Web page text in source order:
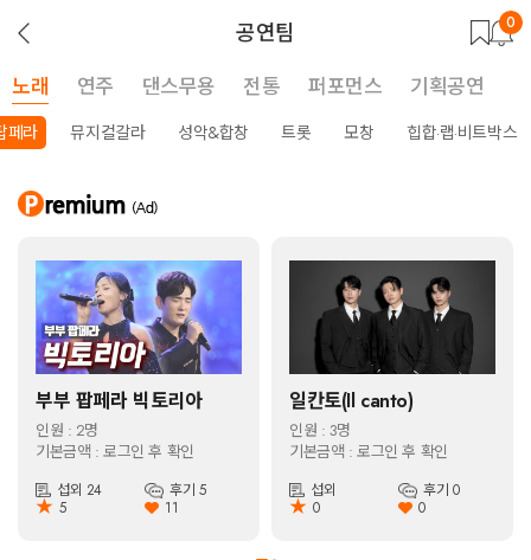
공연팀
뒤
로
기
0
노래 연주 댄스무용 전통 퍼포먼스 기획공연
페라 뮤지컬갈라 성악&합창 트롯 모창 힙합·랩·비트박스
부부 팝페라 빅토리아
인원 : 2명
기본금액 : 로그인 후 확인
섭외 24 후기 5
★ 5 11
일칸토(Il canto)
인원 : 3명
기본금액 : 로그인 후 확인
섭외 후기 0
★ 0 0